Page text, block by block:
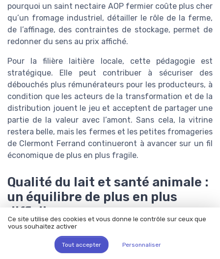
pourquoi un saint nectaire AOP fermier coûte plus cher
qu’un fromage industriel, détailler le rôle de la ferme,
de l’affinage, des contraintes de stockage, permet de
redonner du sens au prix affiché.
Pour la filière laitière locale, cette pédagogie est
stratégique. Elle peut contribuer à sécuriser des
débouchés plus rémunérateurs pour les producteurs, à
condition que les acteurs de la transformation et de la
distribution jouent le jeu et acceptent de partager une
partie de la valeur avec l’amont. Sans cela, la vitrine
restera belle, mais les fermes et les petites fromageries
de Clermont Ferrand continueront à avancer sur un fil
économique de plus en plus fragile.
Qualité du lait et santé animale :
un équilibre de plus en plus
difficile
Quand la qualité du lait commence dans
Ce site utilise des cookies et vous donne le contrôle sur ceux que
vous souhaitez activer
Tout accepter Personnaliser